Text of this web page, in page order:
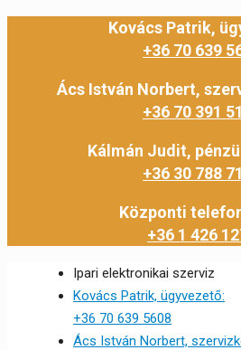
Kovács Patrik,
+36 70 639
Ács István Norbert,
+36 70 391
Kálmán Judit,
+36 30 788
Központi
+36 1 426
Ipari elektronikai szerviz
Kovács Patrik, ügyvezető:
+36 70 639 5608
Ács István Norbert,